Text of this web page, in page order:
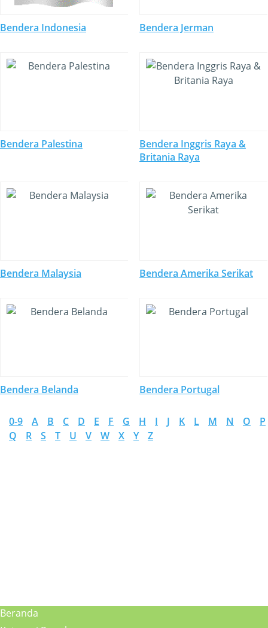
Bendera Indonesia Bendera Jerman
Bendera Palestina
Bendera Inggris Raya &
Britania Raya
Bendera Malaysia Bendera Amerika Serikat
Bendera Belanda Bendera Portugal
0-9 A B C D E F G H I J K L M N O
P
Q
R S T U V W X Y Z
Beranda